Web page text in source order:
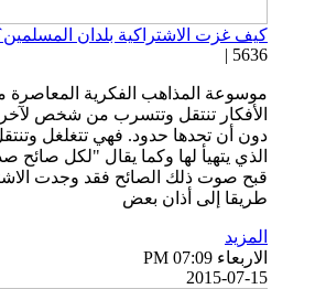
كيف غزت الاشتراكية بلدان
5636 |
موسوعة المذاهب الفكرية
الأفكار تنتقل وتتسرب من شخص
دون أن تحدها حدود. فهي تتغلغل
الذي يتهيأ لها وكما يقال "لكل صائح
قبح صوت ذلك الصائح فقد وجدت
طريقا إلى أذان بعض
المزيد
الاربعاء PM 07:09
2015-07-15